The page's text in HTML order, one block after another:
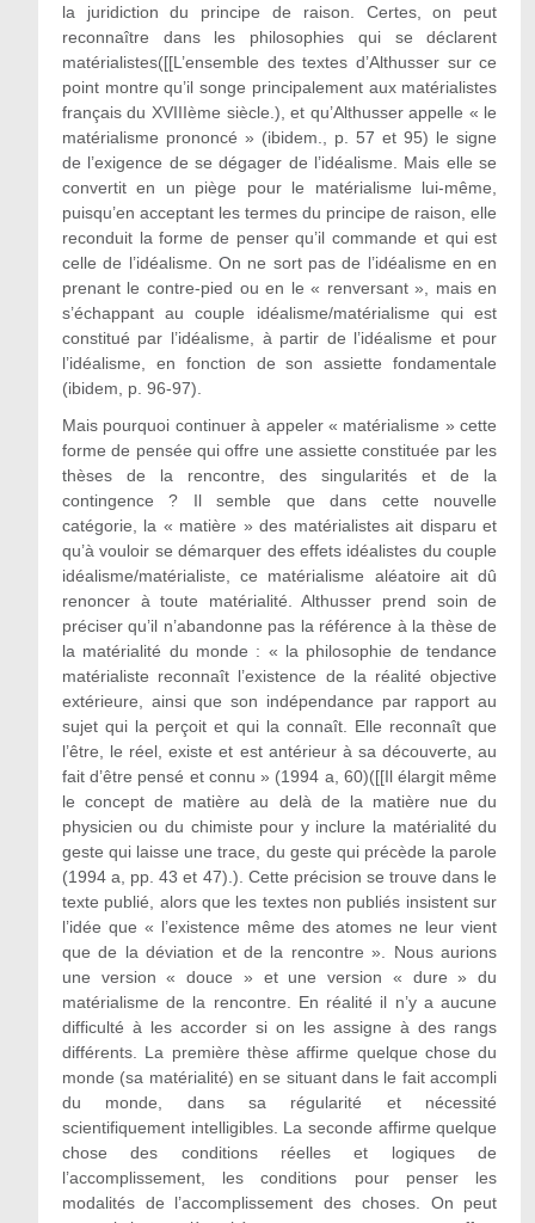
la juridiction du principe de raison. Certes, on peut
reconnaître dans les philosophies qui se déclarent
matérialistes([[L’ensemble des textes d’Althusser sur ce
point montre qu’il songe principalement aux matérialistes
français du XVIIIème siècle.), et qu’Althusser appelle « le
matérialisme prononcé » (ibidem., p. 57 et 95) le signe
de l’exigence de se dégager de l’idéalisme. Mais elle se
convertit en un piège pour le matérialisme lui-même,
puisqu’en acceptant les termes du principe de raison, elle
reconduit la forme de penser qu’il commande et qui est
celle de l’idéalisme. On ne sort pas de l’idéalisme en en
prenant le contre-pied ou en le « renversant », mais en
s’échappant au couple idéalisme/matérialisme qui est
constitué par l’idéalisme, à partir de l’idéalisme et pour
l’idéalisme, en fonction de son assiette fondamentale
(ibidem, p. 96-97).
Mais pourquoi continuer à appeler « matérialisme » cette
forme de pensée qui offre une assiette constituée par les
thèses de la rencontre, des singularités et de la
contingence ? Il semble que dans cette nouvelle
catégorie, la « matière » des matérialistes ait disparu et
qu’à vouloir se démarquer des effets idéalistes du couple
idéalisme/matérialiste, ce matérialisme aléatoire ait dû
renoncer à toute matérialité. Althusser prend soin de
préciser qu’il n’abandonne pas la référence à la thèse de
la matérialité du monde : « la philosophie de tendance
matérialiste reconnaît l’existence de la réalité objective
extérieure, ainsi que son indépendance par rapport au
sujet qui la perçoit et qui la connaît. Elle reconnaît que
l’être, le réel, existe et est antérieur à sa découverte, au
fait d’être pensé et connu » (1994 a, 60)([[Il élargit même
le concept de matière au delà de la matière nue du
physicien ou du chimiste pour y inclure la matérialité du
geste qui laisse une trace, du geste qui précède la parole
(1994 a, pp. 43 et 47).). Cette précision se trouve dans le
texte publié, alors que les textes non publiés insistent sur
l’idée que « l’existence même des atomes ne leur vient
que de la déviation et de la rencontre ». Nous aurions
une version « douce » et une version « dure » du
matérialisme de la rencontre. En réalité il n’y a aucune
difficulté à les accorder si on les assigne à des rangs
différents. La première thèse affirme quelque chose du
monde (sa matérialité) en se situant dans le fait accompli
du monde, dans sa régularité et nécessité
scientifiquement intelligibles. La seconde affirme quelque
chose des conditions réelles et logiques de
l’accomplissement, les conditions pour penser les
modalités de l’accomplissement des choses. On peut